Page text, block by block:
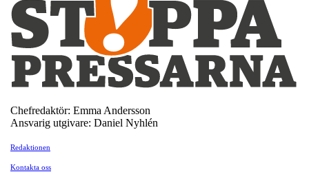
Chefredaktör: Emma Andersson
Ansvarig utgivare: Daniel Nyhlén
Redaktionen
Kontakta oss